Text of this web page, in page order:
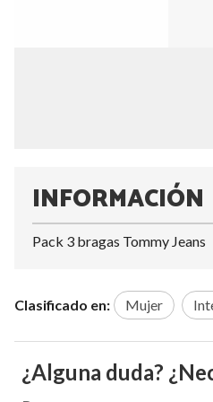
INFORMACIÓN
Pack 3 bragas Tommy Jeans
Clasificado en: Mujer
¿Alguna duda?